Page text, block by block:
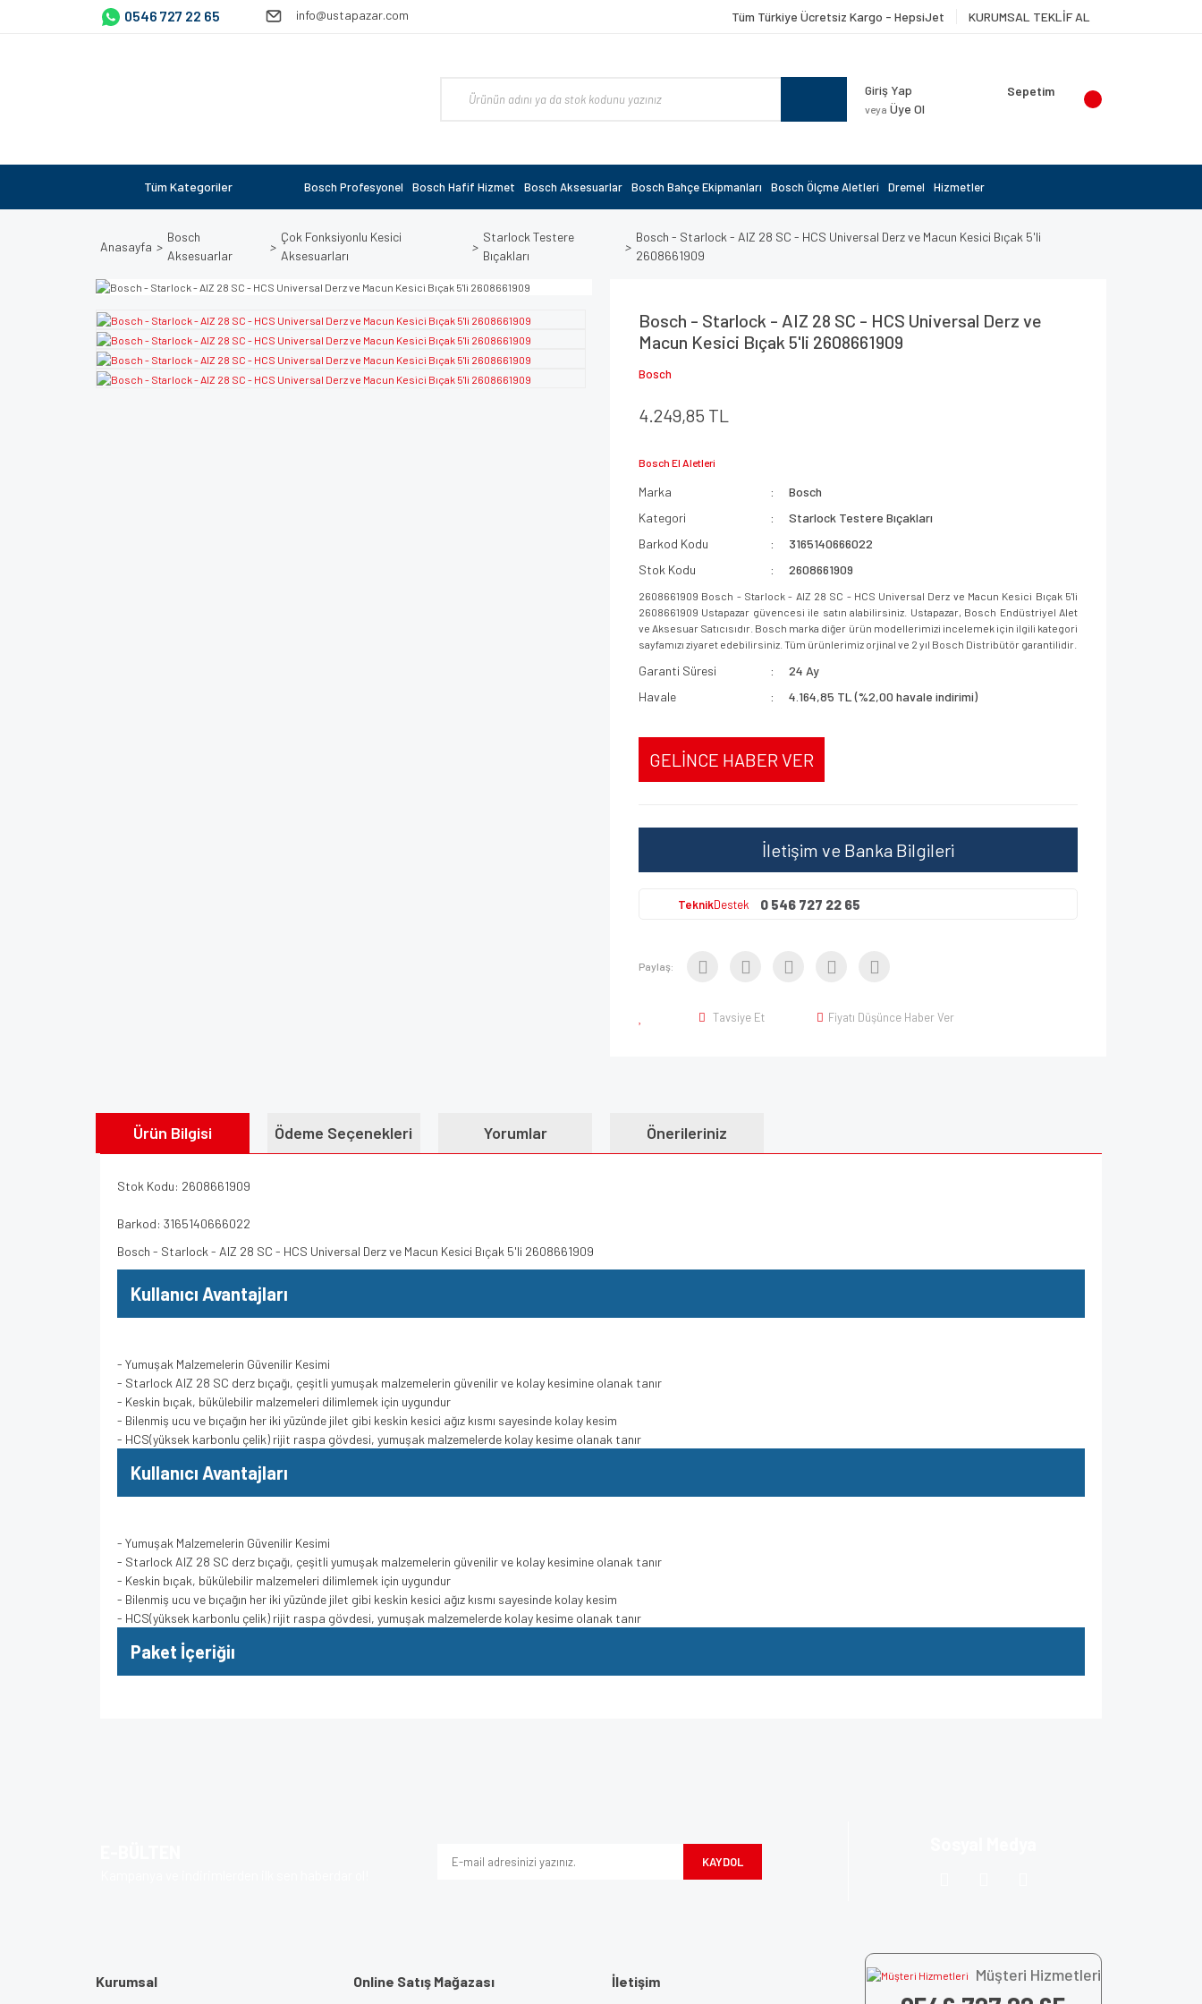
0546 727 22 65 info@ustapazar.com Tüm Türkiye Ücretsiz Kargo - HepsiJet KURUMSAL TEKLİF AL
Giriş Yap
veya Üye Ol
Sepetim
Tüm Kategoriler Bosch Profesyonel Bosch Hafif Hizmet Bosch Aksesuarlar Bosch Bahçe Ekipmanları Bosch Ölçme Aletleri Dremel Hizmetler
Anasayfa
Bosch
Aksesuarlar
Çok Fonksiyonlu Kesici
Aksesuarları
Starlock Testere
Bıçakları
Bosch - Starlock - AIZ 28 SC - HCS Universal Derz ve Macun Kesici Bıçak 5'li
2608661909
Bosch - Starlock - AIZ 28 SC - HCS Universal Derz ve
Macun Kesici Bıçak 5'li 2608661909
Bosch
4.249,85 TL
Bosch El Aletleri
Marka
Bosch
Kategori
Starlock Testere Bıçakları
Barkod Kodu
3165140666022
Stok Kodu
2608661909
2608661909 Bosch - Starlock - AIZ 28 SC - HCS Universal Derz ve Macun Kesici Bıçak 5'li
2608661909 Ustapazar güvencesi ile satın alabilirsiniz. Ustapazar, Bosch Endüstriyel Alet
ve Aksesuar Satıcısıdır. Bosch marka diğer ürün modellerimizi incelemek için ilgili kategori
sayfamızı ziyaret edebilirsiniz. Tüm ürünlerimiz orjinal ve 2 yıl Bosch Distribütör garantilidir.
Garanti Süresi
24 Ay
Havale
4.164,85 TL (%2,00 havale indirimi)
GELİNCE HABER VER
İletişim ve Banka Bilgileri
TeknikDestek 0 546 727 22 65
Paylaş:
Tavsiye Et Fiyatı Düşünce Haber Ver
Ürün Bilgisi Ödeme Seçenekleri Yorumlar Önerileriniz
Stok Kodu: 2608661909
Barkod: 3165140666022
Bosch - Starlock - AIZ 28 SC - HCS Universal Derz ve Macun Kesici Bıçak 5'li 2608661909
Kullanıcı Avantajları
- Yumuşak Malzemelerin Güvenilir Kesimi
- Starlock AIZ 28 SC derz bıçağı, çeşitli yumuşak malzemelerin güvenilir ve kolay kesimine olanak tanır
- Keskin bıçak, bükülebilir malzemeleri dilimlemek için uygundur
- Bilenmiş ucu ve bıçağın her iki yüzünde jilet gibi keskin kesici ağız kısmı sayesinde kolay kesim
- HCS(yüksek karbonlu çelik) rijit raspa gövdesi, yumuşak malzemelerde kolay kesime olanak tanır
Kullanıcı Avantajları
- Yumuşak Malzemelerin Güvenilir Kesimi
- Starlock AIZ 28 SC derz bıçağı, çeşitli yumuşak malzemelerin güvenilir ve kolay kesimine olanak tanır
- Keskin bıçak, bükülebilir malzemeleri dilimlemek için uygundur
- Bilenmiş ucu ve bıçağın her iki yüzünde jilet gibi keskin kesici ağız kısmı sayesinde kolay kesim
- HCS(yüksek karbonlu çelik) rijit raspa gövdesi, yumuşak malzemelerde kolay kesime olanak tanır
Paket İçeriğiı
KAYDOL
Kurumsal Online Satış Mağazası İletişim Müşteri Hizmetleri